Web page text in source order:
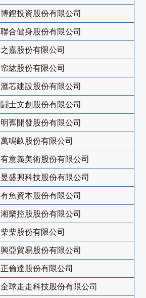
博鋰投資股份有限公司
聯合健身股份有限公司
之嘉股份有限公司
帟紘股份有限公司
滙芯建設股份有限公司
鬪士文創股份有限公司
明寯開發股份有限公司
萬鳴畝股份有限公司
有意義美術股份有限公司
昱盛興科技股份有限公司
有魚資本股份有限公司
湘樂控股股份有限公司
柴柴股份有限公司
興亞貿易股份有限公司
正倫達股份有限公司
全球走走科技股份有限公司